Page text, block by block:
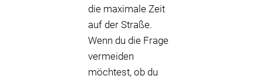
die maximale Zeit
auf der Straße.
Wenn du die Frage
vermeiden
möchtest, ob du